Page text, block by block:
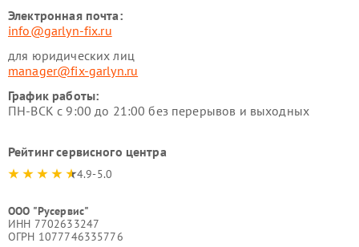
Электронная почта:
info@garlyn-fix.ru
для юридических лиц
manager@fix-garlyn.ru
График работы:
ПН-ВСК с 9:00 до 21:00 без перерывов и выходных
Рейтинг сервисного центра
4.9-5.0
ООО "Русервис"
ИНН 7702633247
ОГРН 1077746335776